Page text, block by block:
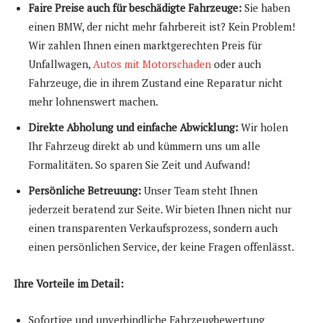
Faire Preise auch für beschädigte Fahrzeuge: Sie haben
einen BMW, der nicht mehr fahrbereit ist? Kein Problem!
Wir zahlen Ihnen einen marktgerechten Preis für
Unfallwagen, Autos mit Motorschaden oder auch
Fahrzeuge, die in ihrem Zustand eine Reparatur nicht
mehr lohnenswert machen.
Direkte Abholung und einfache Abwicklung: Wir holen
Ihr Fahrzeug direkt ab und kümmern uns um alle
Formalitäten. So sparen Sie Zeit und Aufwand!
Persönliche Betreuung: Unser Team steht Ihnen
jederzeit beratend zur Seite. Wir bieten Ihnen nicht nur
einen transparenten Verkaufsprozess, sondern auch
einen persönlichen Service, der keine Fragen offenlässt.
Ihre Vorteile im Detail:
Sofortige und unverbindliche Fahrzeugbewertung